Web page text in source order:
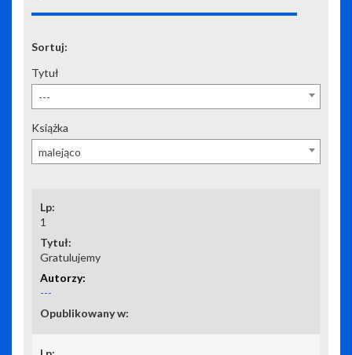
Sortuj:
Tytuł
---
Książka
malejąco
1
Gratulujemy
---